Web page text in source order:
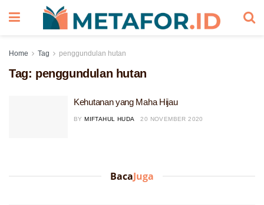
Home Tag penggundulan hutan
Tag: penggundulan hutan
Kehutanan yang Maha Hijau
BY MIFTAHUL HUDA 20 NOVEMBER 2020
BacaJuga